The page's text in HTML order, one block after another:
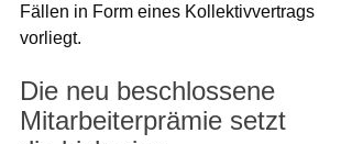
Fällen in Form eines Kollektivvertrags
vorliegt.
Die neu beschlossene
Mitarbeiterprämie setzt